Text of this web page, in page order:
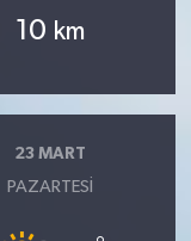
10 km
23 MART
PAZARTESI